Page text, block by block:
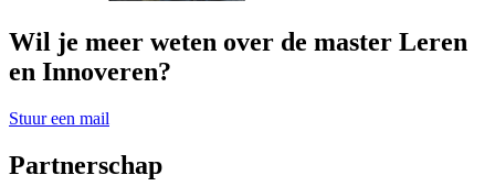
Wil je meer weten over de master Leren
en Innoveren?
Stuur een mail
Partnerschap